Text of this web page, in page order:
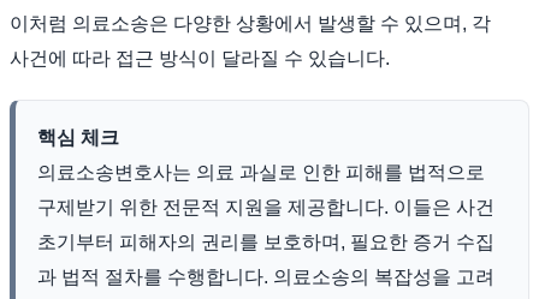
이처럼 의료소송은 다양한 상황에서 발생할 수 있으며, 각
사건에 따라 접근 방식이 달라질 수 있습니다.
핵심 체크
의료소송변호사는 의료 과실로 인한 피해를 법적으로
구제받기 위한 전문적 지원을 제공합니다. 이들은 사건
초기부터 피해자의 권리를 보호하며, 필요한 증거 수집
과 법적 절차를 수행합니다. 의료소송의 복잡성을 고려